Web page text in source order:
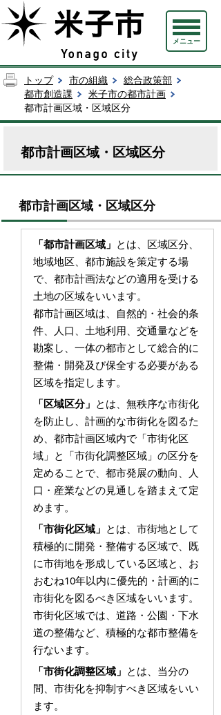
メニュー
トップ 市の組織
総合政策部
都市創造課
米子市の都市計画
都市計画区域・区域区分
都市計画区域・区域区分
都市計画区域・区域区分
「都市計画区域」 とは、区域区分、
地域地区、都市施設を策定する場
で、都市計画法などの適用を受ける
土地の区域をいいます。
都市計画区域は、自然的・社会的条
件、人口、土地利用、交通量などを
勘案し、一体の都市として総合的に
整備・開発及び保全する必要がある
区域を指定します。
「区域区分」 とは、無秩序な市街化
を防止し、計画的な市街化を図るた
め、都市計画区域内で「市街化区
域」と「市街化調整区域」の区分を
定めることで、都市発展の動向、人
口・産業などの見通しを踏まえて定
めます。
「市街化区域」 とは、市街地として
積極的に開発・整備する区域で、既
に市街地を形成している区域と、お
おむね10年以内に優先的・計画的に
市街化を図るべき区域をいいます。
市街化区域では、道路・公園・下水
道の整備など、積極的な都市整備を
行ないます。
「市街化調整区域」 とは、当分の
間、市街化を抑制すべき区域をいい
ます。